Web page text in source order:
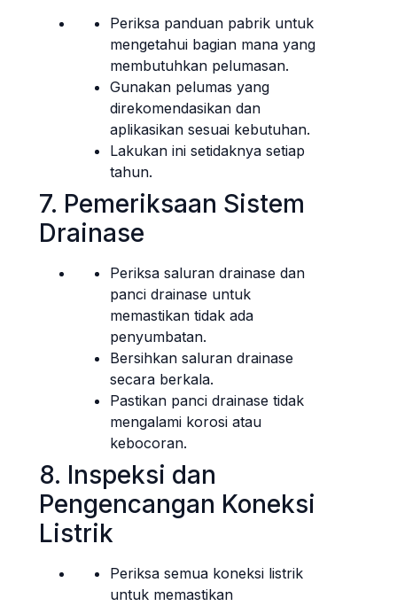
Periksa panduan pabrik untuk
mengetahui bagian mana yang
membutuhkan pelumasan.
Gunakan pelumas yang
direkomendasikan dan
aplikasikan sesuai kebutuhan.
Lakukan ini setidaknya setiap
tahun.
7. Pemeriksaan Sistem
Drainase
Periksa saluran drainase dan
panci drainase untuk
memastikan tidak ada
penyumbatan.
Bersihkan saluran drainase
secara berkala.
Pastikan panci drainase tidak
mengalami korosi atau
kebocoran.
8. Inspeksi dan
Pengencangan Koneksi
Listrik
Periksa semua koneksi listrik
untuk memastikan